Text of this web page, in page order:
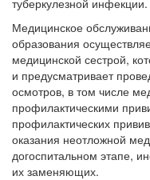
туберкулезной инфекции.
Медицинское
образования
медицинской сестрой,
и предусматривает
осмотров, в том числе
профилактическими
профилактических
оказания неотложной
догоспитальном этапе,
их заменяющих.